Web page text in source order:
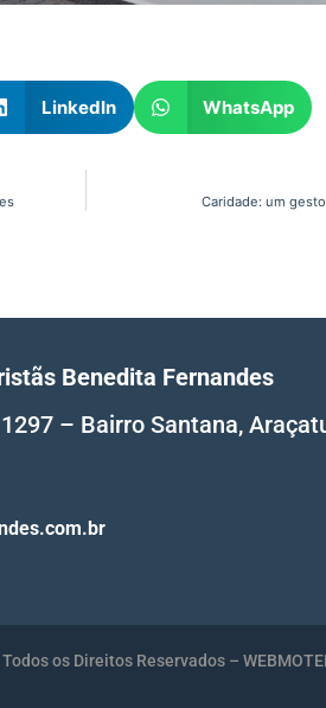
LinkedIn WhatsApp
Caridade: um
Benedita Fernandes
– Bairro Santana,
os Direitos Reservados –